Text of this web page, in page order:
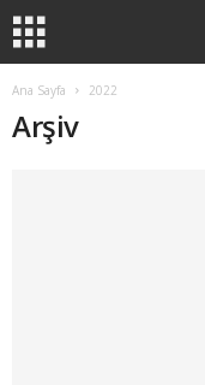
Ana Sayfa 2022
Arşiv